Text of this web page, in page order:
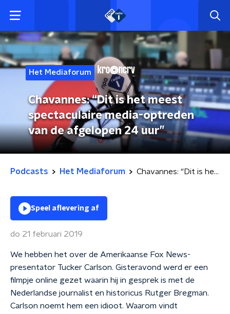
Het Mediaforum
Chavannes: “Dit is het meest
spectaculaire media-optreden
van de afgelopen 24 uur”
Podcasts Het Mediaforum Chavannes: “Dit is het meest spectaculaire media-optreden van de afgelopen 24 uur”
Speel aflevering af
do 21 februari 2019
We hebben het over de Amerikaanse Fox News-
presentator Tucker Carlson. Gisteravond werd er een
filmpje online gezet waarin hij in gesprek is met de
Nederlandse journalist en historicus Rutger Bregman.
Carlson noemt hem een idioot. Waarom vindt